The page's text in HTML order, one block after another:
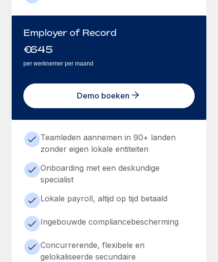
Employer of Record
€645
per werknemer per maand
Demo boeken
Teamleden aannemen in 90+ landen
zonder eigen lokale entiteiten
Onboarding met een deskundige
specialist
Lokale payroll, altijd op tijd betaald
Ingebouwde compliancebescherming
Concurrerende, flexibele en
gelokaliseerde secundaire